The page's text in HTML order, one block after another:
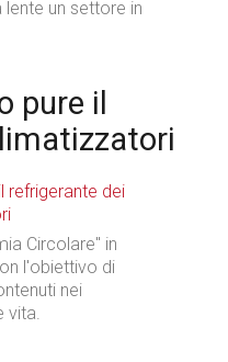
un settore in
pure il
Circolare" in
l'obiettivo di
nei
vita.